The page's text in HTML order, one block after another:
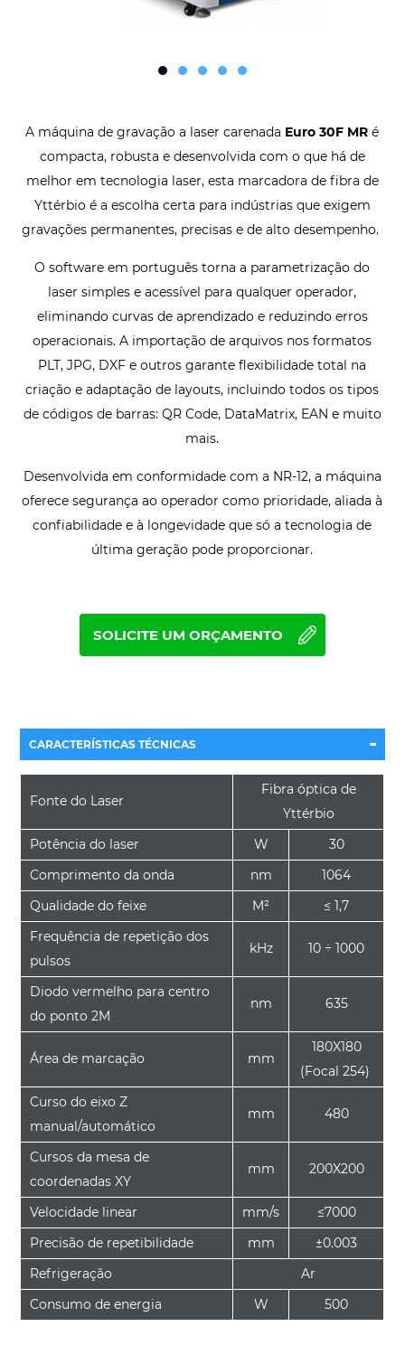
A máquina de gravação a laser carenada Euro 30F MR é
compacta, robusta e desenvolvida com o que há de
melhor em tecnologia laser, esta marcadora de fibra de
Yttérbio é a escolha certa para indústrias que exigem
gravações permanentes, precisas e de alto desempenho.
O software em português torna a parametrização do
laser simples e acessível para qualquer operador,
eliminando curvas de aprendizado e reduzindo erros
operacionais. A importação de arquivos nos formatos
PLT, JPG, DXF e outros garante flexibilidade total na
criação e adaptação de layouts, incluindo todos os tipos
de códigos de barras: QR Code, DataMatrix, EAN e muito
mais.
Desenvolvida em conformidade com a NR-12, a máquina
oferece segurança ao operador como prioridade, aliada à
confiabilidade e à longevidade que só a tecnologia de
última geração pode proporcionar.
SOLICITE UM ORÇAMENTO
CARACTERÍSTICAS TÉCNICAS -
Fonte do Laser
Fibra óptica de
Yttérbio
Potência do laser
W
30
Comprimento da onda
nm
1064
Qualidade do feixe
M²
≤ 1,7
Frequência de repetição dos
pulsos
kHz 10 ÷ 1000
Diodo vermelho para centro
do ponto 2M
nm 635
Área de marcação mm
180X180
(Focal 254)
Curso do eixo Z
manual/automático
mm 480
Cursos da mesa de
coordenadas XY
mm 200X200
Velocidade linear mm/s
≤7000
Precisão de repetibilidade
mm
±0.003
Refrigeração
Ar
Consumo de energia
W 500